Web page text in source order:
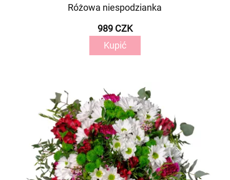
Różowa niespodzianka
989 CZK
Kupić